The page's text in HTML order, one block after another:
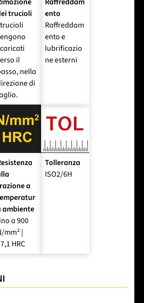
trucioli
il
nella
di
Raffreddam
ento
Raffreddam
ento e
lubrificazio
ne esterni
a
ambiente
a 900
mm² |
HRC
Tolleranza
ISO2/6H